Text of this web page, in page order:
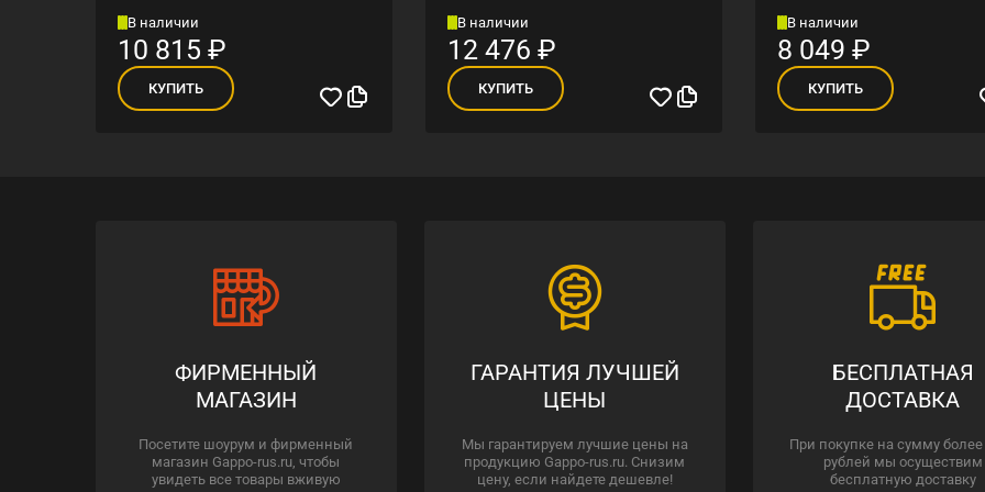
В наличии
10 815 ₽
КУПИТЬ
В наличии
12 476 ₽
КУПИТЬ
В наличии
8 049 ₽
КУПИТЬ
ФИРМЕННЫЙ
МАГАЗИН
Посетите шоурум и фирменный
магазин Gappo-rus.ru, чтобы
увидеть все товары вживую
ГАРАНТИЯ ЛУЧШЕЙ
ЦЕНЫ
Мы гарантируем лучшие цены на
продукцию Gappo-rus.ru. Снизим
цену, если найдете дешевле!
БЕСПЛАТНАЯ
ДОСТАВКА
При покупке на сумму более
рублей мы осуществим
бесплатную доставку